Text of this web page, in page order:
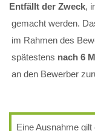
Entfällt der Zweck,
gemacht werden.
im Rahmen des
spätestens nach 6
an den Bewerber
Eine Ausnahme